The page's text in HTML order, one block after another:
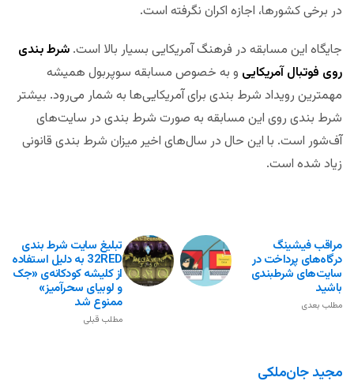
در برخی کشورها، اجازه اکران نگرفته است.
جایگاه این مسابقه در فرهنگ آمریکایی بسیار بالا است. شرط بندی
روی فوتبال آمریکایی و به خصوص مسابقه سوپربول همیشه
مهمترین رویداد شرط بندی برای آمریکایی‌ها به شمار می‌رود. بیشتر
شرط بندی روی این مسابقه به صورت شرط بندی در سایت‌های
آف‌شور است. با این حال در سال‌های اخیر میزان شرط بندی قانونی
زیاد شده است.
تبلیغ سایت شرط بندی
32RED به دلیل استفاده
از کلیشه کودکانه‌ی «جک
و لوبیای سحرآمیز»
ممنوع شد
مطلب قبلی
مراقب فیشینگ
درگاه‌های پرداخت در
سایت‌های شرطبندی
باشید
مطلب بعدی
مجید جان‌ملکی